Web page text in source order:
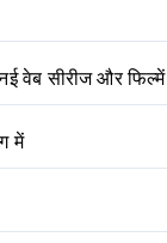
वेब सीरीज और फिल्में
में